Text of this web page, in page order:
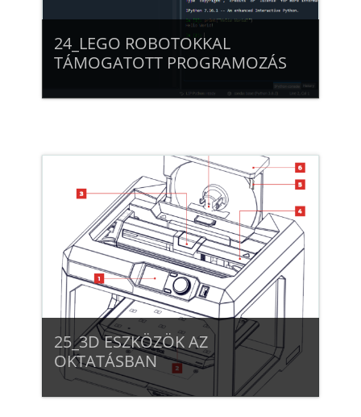
24_LEGO ROBOTOKKAL
TÁMOGATOTT PROGRAMOZÁS
25_3D ESZKÖZÖK AZ
OKTATÁSBAN